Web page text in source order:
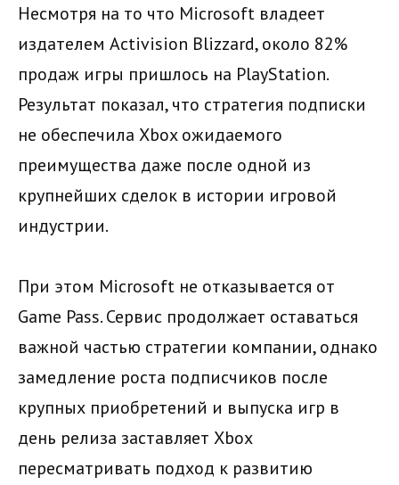
Несмотря на то что Microsoft владеет
издателем Activision Blizzard, около 82%
продаж игры пришлось на PlayStation.
Результат показал, что стратегия подписки
не обеспечила Xbox ожидаемого
преимущества даже после одной из
крупнейших сделок в истории игровой
индустрии.
При этом Microsoft не отказывается от
Game Pass. Сервис продолжает оставаться
важной частью стратегии компании, однако
замедление роста подписчиков после
крупных приобретений и выпуска игр в
день релиза заставляет Xbox
пересматривать подход к развитию